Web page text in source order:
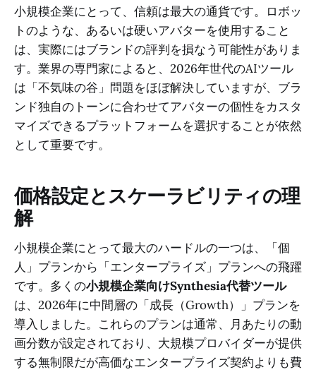
小規模企業にとって、信頼は最大の通貨です。ロボッ
トのような、あるいは硬いアバターを使用すること
は、実際にはブランドの評判を損なう可能性がありま
す。業界の専門家によると、2026年世代のAIツール
は「不気味の谷」問題をほぼ解決していますが、ブラ
ンド独自のトーンに合わせてアバターの個性をカスタ
マイズできるプラットフォームを選択することが依然
として重要です。
価格設定とスケーラビリティの理
解
小規模企業にとって最大のハードルの一つは、「個
人」プランから「エンタープライズ」プランへの飛躍
です。多くの小規模企業向けSynthesia代替ツール
は、2026年に中間層の「成長（Growth）」プランを
導入しました。これらのプランは通常、月あたりの動
画分数が設定されており、大規模プロバイダーが提供
する無制限だが高価なエンタープライズ契約よりも費